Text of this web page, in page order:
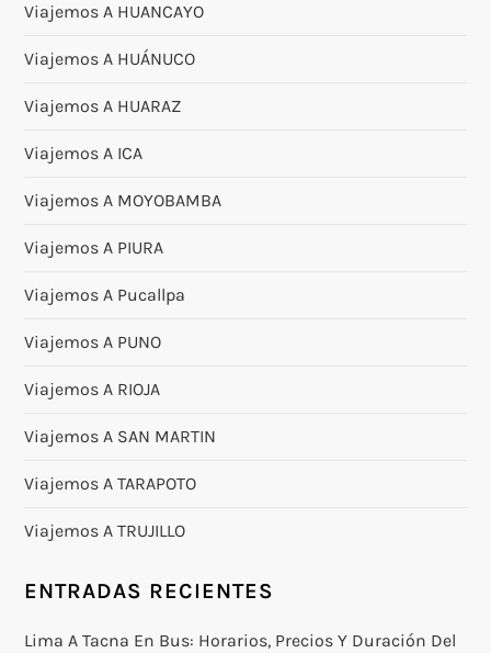
Viajemos A HUANCAYO
Viajemos A HUÁNUCO
Viajemos A HUARAZ
Viajemos A ICA
Viajemos A MOYOBAMBA
Viajemos A PIURA
Viajemos A Pucallpa
Viajemos A PUNO
Viajemos A RIOJA
Viajemos A SAN MARTIN
Viajemos A TARAPOTO
Viajemos A TRUJILLO
ENTRADAS RECIENTES
Lima A Tacna En Bus: Horarios, Precios Y Duración Del